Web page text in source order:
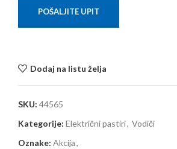
POŠALJITE UPIT
Dodaj na listu želja
SKU: 44565
Kategorije: Električni pastiri, Vodiči
Oznake: Akcija,